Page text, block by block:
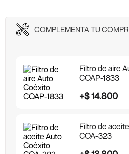
COMPLEMENTA TU
Filtro de aire
COAP-1833
+$14.800
Filtro de
COA-323